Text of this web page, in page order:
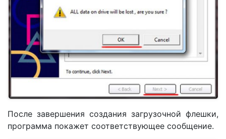
После завершения создания загрузочной флешки,
программа покажет соответствующее сообщение.